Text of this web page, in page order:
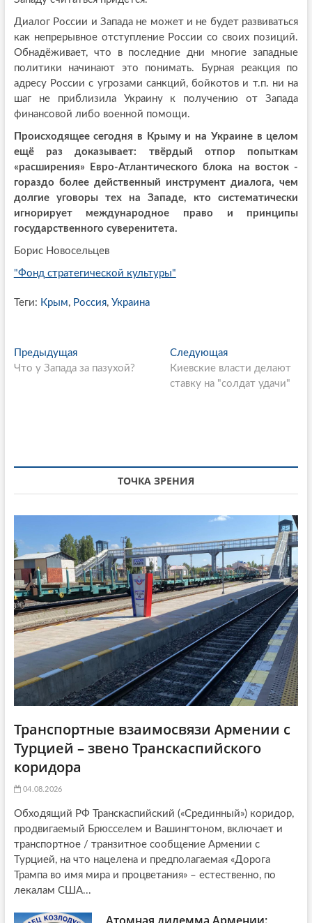
Диалог России и Запада не может и не будет развиваться
как непрерывное отступление России со своих позиций.
Обнадёживает, что в последние дни многие западные
политики начинают это понимать. Бурная реакция по
адресу России с угрозами санкций, бойкотов и т.п. ни на
шаг не приблизила Украину к получению от Запада
финансовой либо военной помощи.
Происходящее сегодня в Крыму и на Украине в целом
ещё раз доказывает: твёрдый отпор попыткам
«расширения» Евро-Атлантического блока на восток -
гораздо более действенный инструмент диалога, чем
долгие уговоры тех на Западе, кто систематически
игнорирует международное право и принципы
государственного суверенитета.
Борис Новосельцев
"Фонд стратегической культуры"
Теги: Крым, Россия, Украина
P
o
a
v
i
g
a
t
i
o
n
ПредыдущаяП
р
я
а
т
ь
я
:
Что у Запада за пазухой?
Следующая
л
е
с
т
ь
я
:
Киевские власти делают
ставку на "солдат удачи"
ТОЧКА ЗРЕНИЯ
Транспортные взаимосвязи Армении с
Турцией – звено Транскаспийского
коридора
04.08.2026
Обходящий РФ Транскаспийский («Срединный») коридор,
продвигаемый Брюсселем и Вашингтоном, включает и
транспортное / транзитное сообщение Армении с
Турцией, на что нацелена и предполагаемая «Дорога
Трампа во имя мира и процветания» – естественно, по
лекалам США...